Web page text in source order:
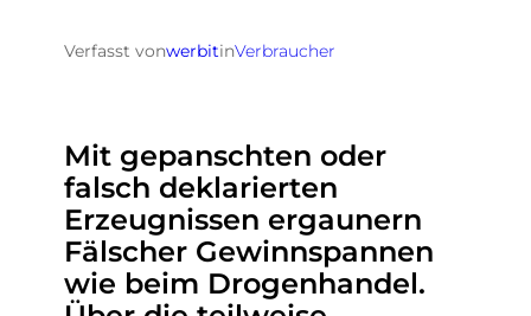
Verfasst vonwerbitinVerbraucher
Mit gepanschten oder
falsch deklarierten
Erzeugnissen ergaunern
Fälscher Gewinnspannen
wie beim Drogenhandel.